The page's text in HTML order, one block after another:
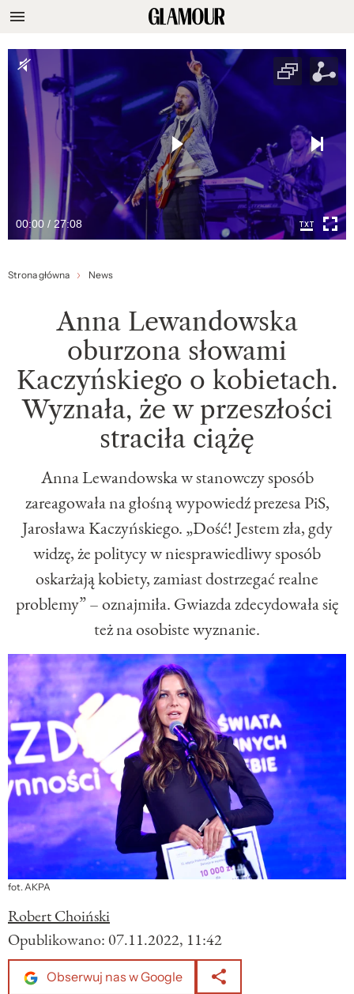
00:00 / 27:08
Strona główna News
Anna Lewandowska
oburzona słowami
Kaczyńskiego o kobietach.
Wyznała, że w przeszłości
straciła ciążę
Anna Lewandowska w stanowczy sposób
zareagowała na głośną wypowiedź prezesa PiS,
Jarosława Kaczyńskiego. „Dość! Jestem zła, gdy
widzę, że politycy w niesprawiedliwy sposób
oskarżają kobiety, zamiast dostrzegać realne
problemy” – oznajmiła. Gwiazda zdecydowała się
też na osobiste wyznanie.
fot. AKPA
Robert Choiński
Opublikowano: 07.11.2022, 11:42
Obserwuj nas w Google